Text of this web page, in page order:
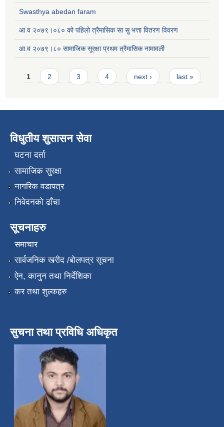
Swasthya abedan faram
आ व २०७९।०८० को पहिलो त्रैमासिक सा सु भत्ता वितरण विवरण
आ.व २०७९।८० सामाजिक सूरक्षा प्रथम त्रैमासिक नामावली
Pages
1 2 3 4 next › last »
विधुतीय शुसासन सेवा
घटना दर्ता
सामाजिक सुरक्षा
नागरिक वडापत्र
निवेदनको ढाँचा
सूचनाहरु
समाचार
सार्वजनिक खरीद /बोलपत्र सूचना
ऐन, कानुन तथा निर्देशिका
कर तथा शुल्कहरु
सुचना तथा प्रविधि अधिकृत